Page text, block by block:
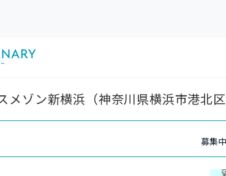
メゾン新横浜（神奈川県横浜市港北
募集